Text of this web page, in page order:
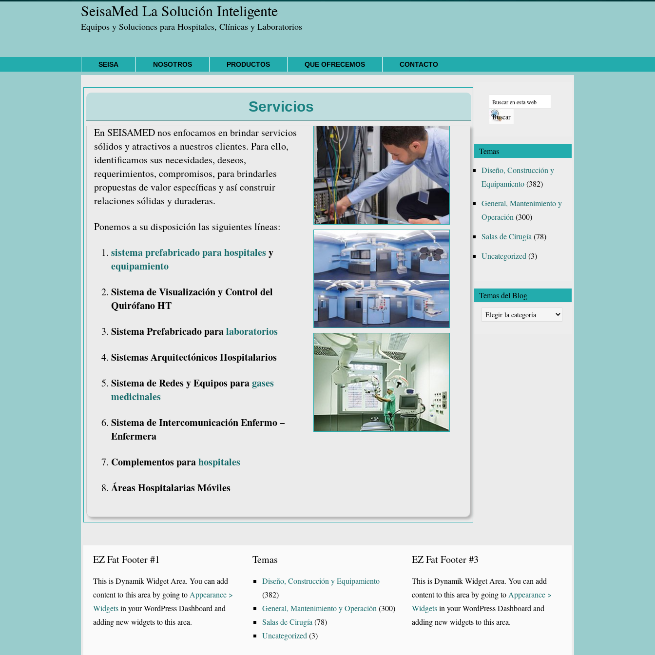
SeisaMed La Solución Inteligente
Equipos y Soluciones para Hospitales, Clínicas y Laboratorios
SEISA NOSOTROS PRODUCTOS QUE OFRECEMOS CONTACTO
Servicios
En SEISAMED nos enfocamos en brindar servicios
sólidos y atractivos a nuestros clientes. Para ello,
identificamos sus necesidades, deseos,
requerimientos, compromisos, para brindarles
propuestas de valor específicas y así construir
relaciones sólidas y duraderas.
Ponemos a su disposición las siguientes líneas:
sistema prefabricado para hospitalesy
equipamiento
Sistema de Visualización y Control del
Quirófano HT
Sistema Prefabricado paralaboratorios
Sistemas Arquitectónicos Hospitalarios
Sistema de Redes y Equipos paragases
medicinales
Sistema de Intercomunicación Enfermo –
Enfermera
Complementos parahospitales
Áreas Hospitalarias Móviles
lateral
principal
en
esta
Temas
Diseño, Construcción y
Equipamiento(382)
General, Mantenimiento y
Operación (300)
Salas de Cirugía (78)
Uncategorized (3)
Temas del Blog
Temas
del
EZ Fat Footer #1
This is Dynamik Widget Area. You can add
content to this area by going to Appearance >
Widgetsin your WordPress Dashboard and
adding new widgets to this area.
Temas
Diseño, Construcción y Equipamiento
(382)
General, Mantenimiento y Operación (300)
Salas de Cirugía (78)
Uncategorized (3)
EZ Fat Footer #3
This is Dynamik Widget Area. You can add
content to this area by going to Appearance >
Widgetsin your WordPress Dashboard and
adding new widgets to this area.